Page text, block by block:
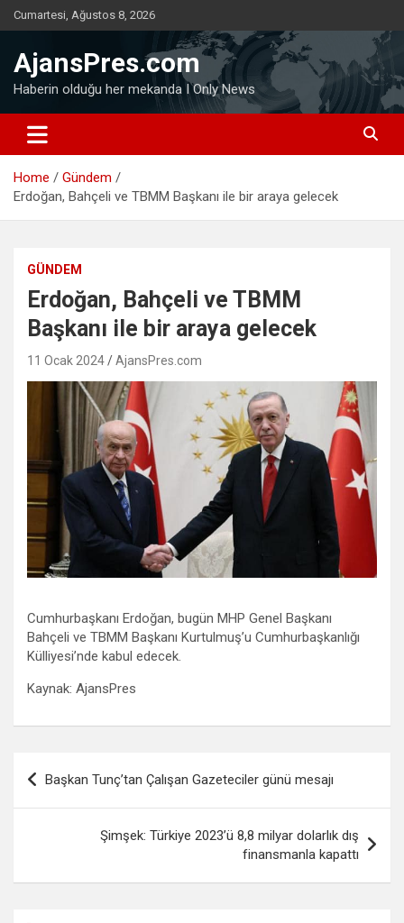
Skip
to
Cumartesi, Ağustos 8, 2026
AjansPres.com
Haberin olduğu her mekanda I Only News
Home
Gündem
Erdoğan, Bahçeli ve TBMM Başkanı ile bir araya gelecek
GÜNDEM
Erdoğan, Bahçeli ve TBMM
Başkanı ile bir araya gelecek
11 Ocak 2024 AjansPres.com
Cumhurbaşkanı Erdoğan, bugün MHP Genel Başkanı
Bahçeli ve TBMM Başkanı Kurtulmuş’u Cumhurbaşkanlığı
Külliyesi’nde kabul edecek.
Kaynak: AjansPres
Yazı
gezinmesi
Başkan Tunç’tan Çalışan Gazeteciler günü mesajı
Şimşek: Türkiye 2023’ü 8,8 milyar dolarlık dış
finansmanla kapattı